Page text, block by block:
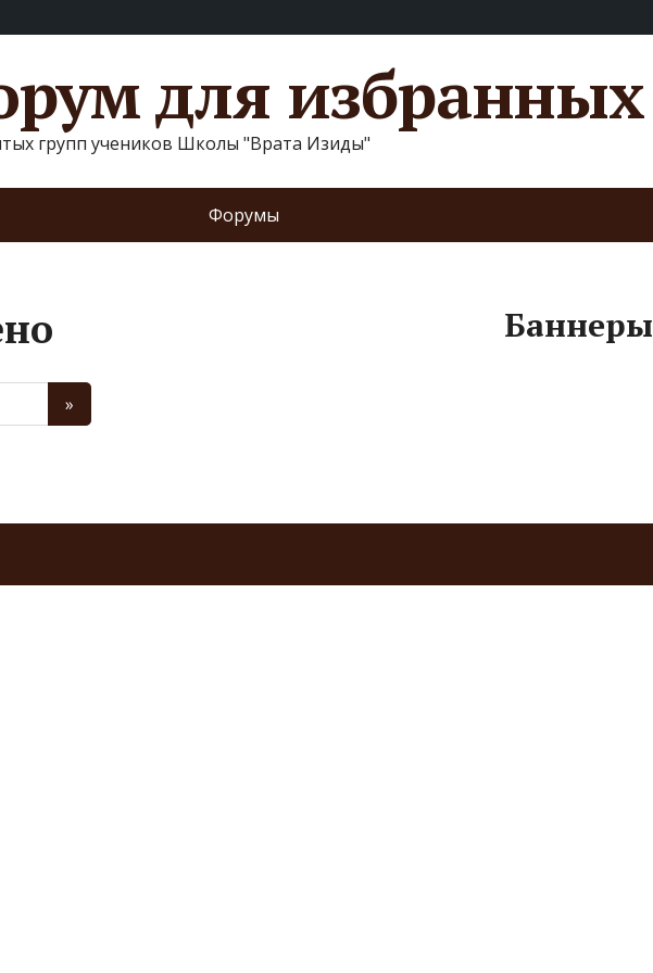
для избранных
групп учеников Школы "Врата Изиды"
Форумы
Баннеры